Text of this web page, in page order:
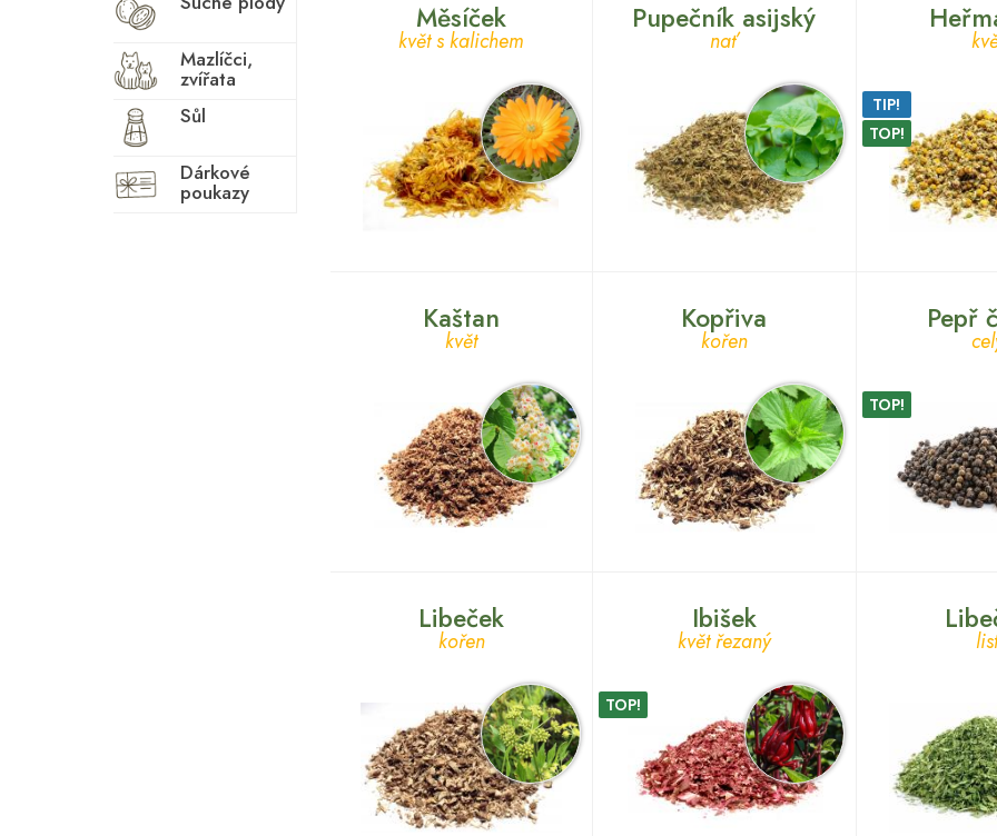
Krevní tlak
Kůže
Ledviny
Lymfatický systém
Menopauza
Mazlíčci,
zvířata
Sůl
Dárkové
poukazy
Měsíček
květ s kalichem
Pupečník asijský
nať
TIP!
TOP!
Kaštan
květ
Kopřiva
kořen
Pepř
TOP!
Libeček
kořen
Ibišek
květ řezaný
TOP!